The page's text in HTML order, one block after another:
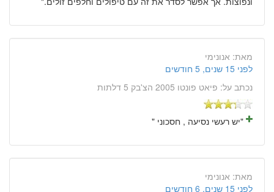
מאת: אנונימי
לפני 15 שנים, 5 חודשים
נכתב על: פיאט פונטו 2005 הצ'בק 5 דלתות
"יש רעשי נסיעה , חסכוני "
מאת: אנונימי
לפני 15 שנים, 6 חודשים